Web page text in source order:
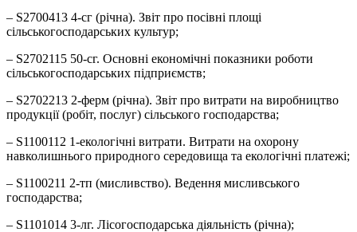
– S2700413 4-сг (річна). Звіт про посівні площі
сільськогосподарських культур;
– S2702115 50-сг. Основні економічні показники роботи
сільськогосподарських підприємств;
– S2702213 2-ферм (річна). Звіт про витрати на виробництво
продукції (робіт, послуг) сільського господарства;
– S1100112 1-екологічні витрати. Витрати на охорону
навколишнього природного середовища та екологічні платежі;
– S1100211 2-тп (мисливство). Ведення мисливського
господарства;
– S1101014 3-лг. Лісогосподарська діяльність (річна);